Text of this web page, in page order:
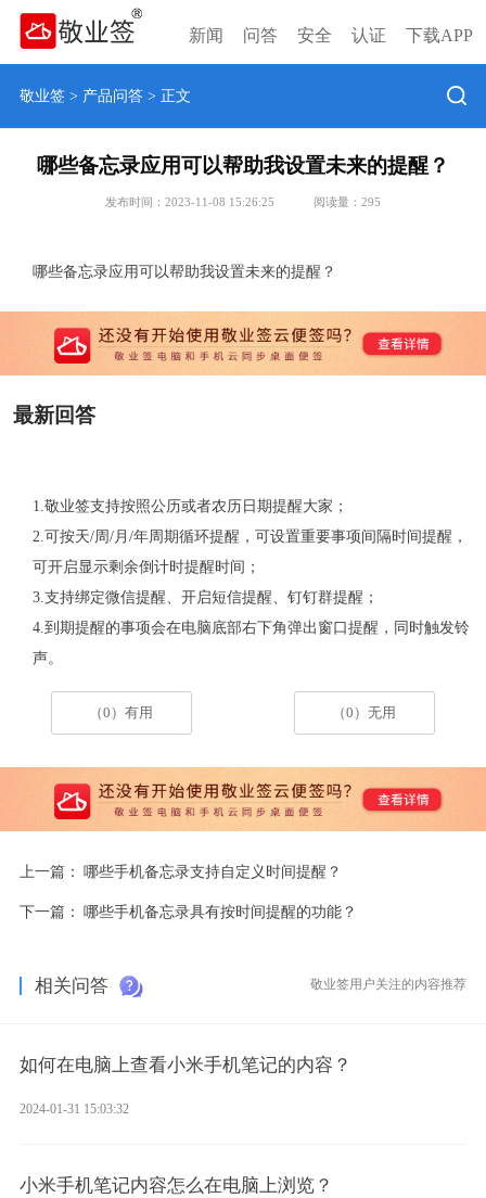
新闻 问答 安全 认证 下载APP
敬业签> 产品问答> 正文
哪些备忘录应用可以帮助我设置未来的提醒？
发布时间：2023-11-08 15:26:25 阅读量： 295
哪些备忘录应用可以帮助我设置未来的提醒？
最新回答
1.敬业签支持按照公历或者农历日期提醒大家；
2.可按天/周/月/年周期循环提醒，可设置重要事项间隔时间提醒，
可开启显示剩余倒计时提醒时间；
3.支持绑定微信提醒、开启短信提醒、钉钉群提醒；
4.到期提醒的事项会在电脑底部右下角弹出窗口提醒，同时触发铃
声。
（0）有用 （0）无用
上一篇： 哪些手机备忘录支持自定义时间提醒？
下一篇： 哪些手机备忘录具有按时间提醒的功能？
相关问答 敬业签用户关注的内容推荐
如何在电脑上查看小米手机笔记的内容？
2024-01-31 15:03:32
小米手机笔记内容怎么在电脑上浏览？